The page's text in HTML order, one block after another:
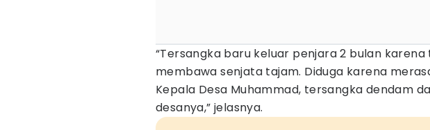
“Tersangka baru keluar penjara 2 bulan
membawa senjata tajam. Diduga karena
Kepala Desa Muhammad, tersangka dendam
desanya,” jelasnya.